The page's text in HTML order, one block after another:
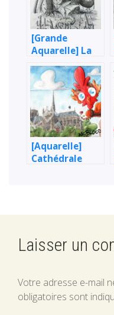
[Grande
Aquarelle] La
Chimère & le
Dragon
[Aquarelle]
Cathédrale
Laisser un
Votre adresse e-mail
obligatoires sont